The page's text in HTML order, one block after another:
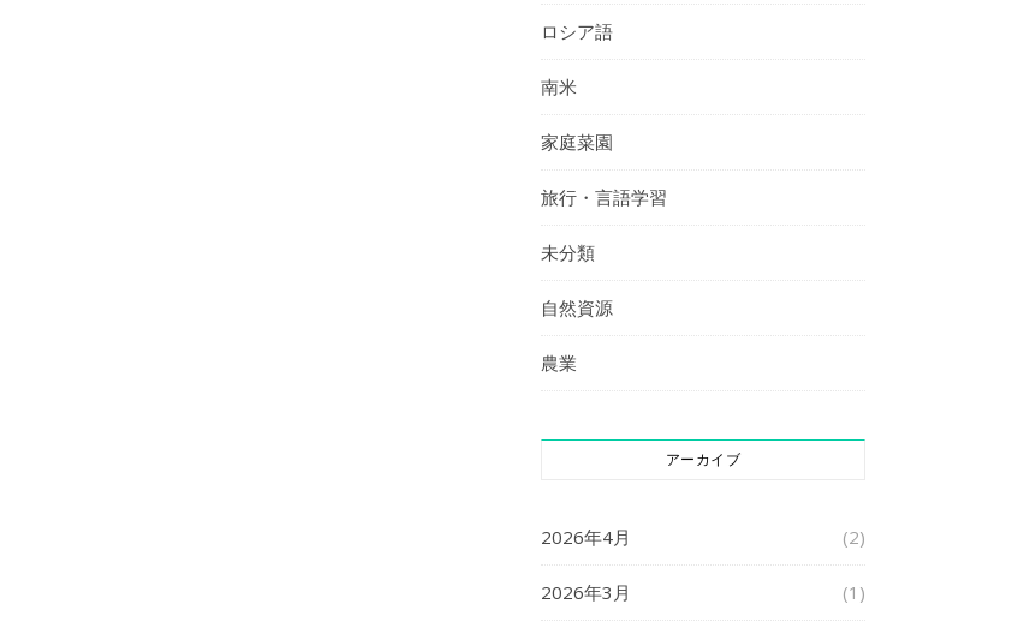
ロシア語
南米
家庭菜園
旅行・言語学習
未分類
自然資源
農業
アーカイブ
2026年4月 (2)
2026年3月 (1)